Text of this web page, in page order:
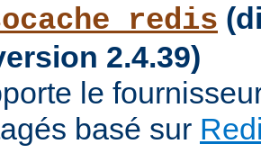
2.4.39)
le
basé sur